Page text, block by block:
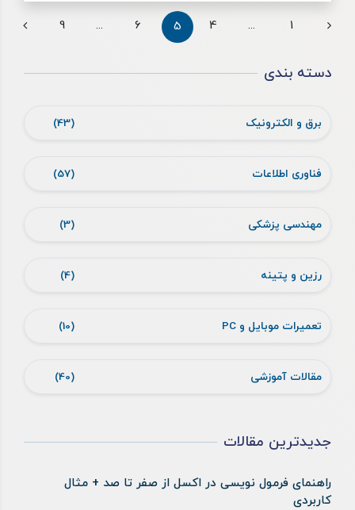
1
...
4
5
6
...
9
دسته بندی
برق و الکترونیک (43)
فناوری اطلاعات (57)
مهندسی پزشکی (3)
رزین و پتینه (4)
تعمیرات موبایل و PC (10)
مقالات آموزشی (40)
جدیدترین مقالات
راهنمای فرمول نویسی در اکسل از صفر تا صد + مثال
کاربردی